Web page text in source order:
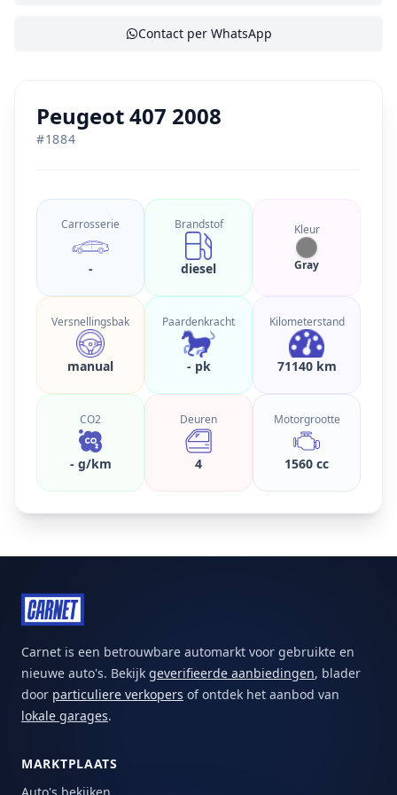
Contact per WhatsApp
Peugeot 407 2008
#1884
Carrosserie
-
Brandstof
diesel
Kleur
Gray
Versnellingsbak
manual
Paardenkracht
- pk
Kilometerstand
71140 km
CO2
- g/km
Deuren
4
Motorgrootte
1560 cc
Carnet is een betrouwbare automarkt voor gebruikte en
nieuwe auto's. Bekijk geverifieerde aanbiedingen, blader
door particuliere verkopers of ontdek het aanbod van
lokale garages.
MARKTPLAATS